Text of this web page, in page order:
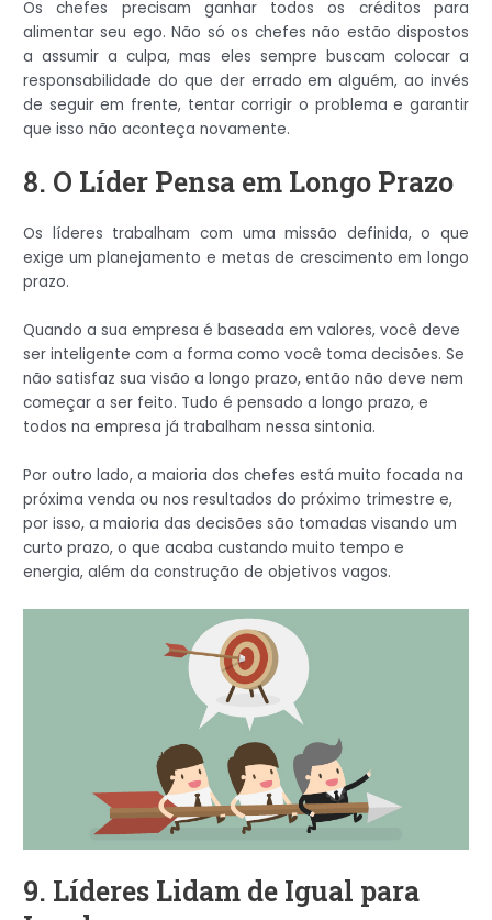
Os chefes precisam ganhar todos os créditos para
alimentar seu ego. Não só os chefes não estão dispostos
a assumir a culpa, mas eles sempre buscam colocar a
responsabilidade do que der errado em alguém, ao invés
de seguir em frente, tentar corrigir o problema e garantir
que isso não aconteça novamente.
8. O Líder Pensa em Longo Prazo
Os líderes trabalham com uma missão definida, o que
exige um planejamento e metas de crescimento em longo
prazo.
Quando a sua empresa é baseada em valores, você deve
ser inteligente com a forma como você toma decisões. Se
não satisfaz sua visão a longo prazo, então não deve nem
começar a ser feito. Tudo é pensado a longo prazo, e
todos na empresa já trabalham nessa sintonia.
Por outro lado, a maioria dos chefes está muito focada na
próxima venda ou nos resultados do próximo trimestre e,
por isso, a maioria das decisões são tomadas visando um
curto prazo, o que acaba custando muito tempo e
energia, além da construção de objetivos vagos.
9. Líderes Lidam de Igual para